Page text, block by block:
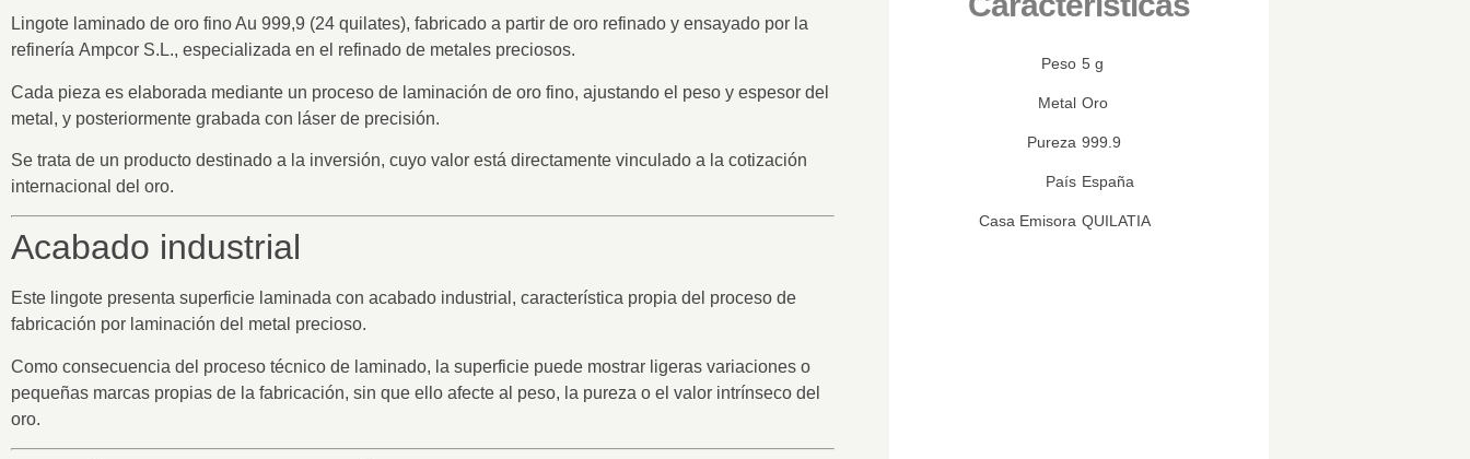
Lingote laminado de oro fino Au 999,9 (24 quilates), fabricado a partir de oro refinado y ensayado por la
refinería Ampcor S.L., especializada en el refinado de metales preciosos.
Cada pieza es elaborada mediante un proceso de laminación de oro fino, ajustando el peso y espesor del
metal, y posteriormente grabada con láser de precisión.
Se trata de un producto destinado a la inversión, cuyo valor está directamente vinculado a la cotización
internacional del oro.
Acabado industrial
Este lingote presenta superficie laminada con acabado industrial , característica propia del proceso de
fabricación por laminación del metal precioso.
Como consecuencia del proceso técnico de laminado, la superficie puede mostrar ligeras variaciones o
pequeñas marcas propias de la fabricación, sin que ello afecte al peso, la pureza o el valor intrínseco del
oro.
Peso 5 g
Metal Oro
Pureza 999.9
País España
Casa Emisora QUILATIA